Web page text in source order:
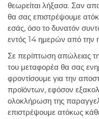
θεωρείται λήξασα. Σαν
θα σας επιστρέψουμε
εσάς, όσο το δυνατόν
εντός 14 ημερών από την
Σε περίπτωση απώλειας
του μεταφορέα θα σας
φροντίσουμε για την
προϊόντων, εφόσον
ολοκλήρωση της
επιστρέψουμε ατόκως